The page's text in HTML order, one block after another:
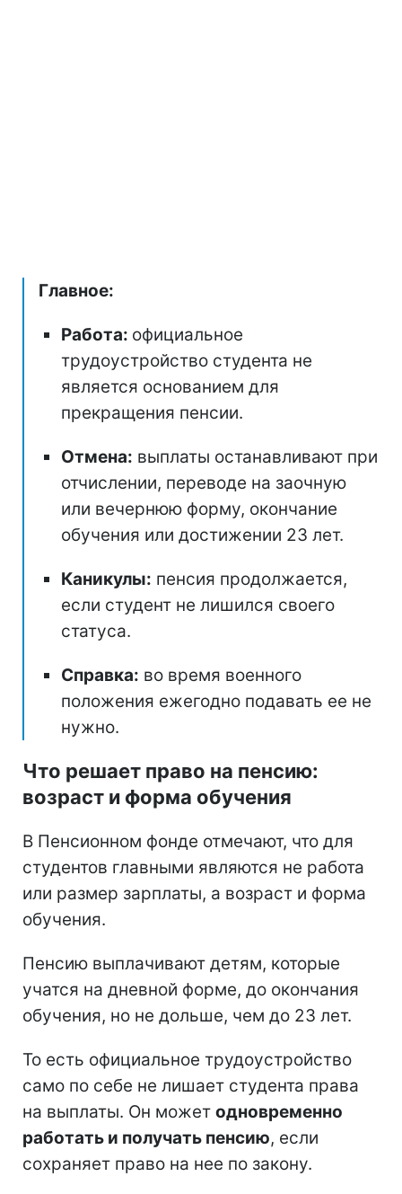
Главное:
Работа: официальное
трудоустройство студента не
является основанием для
прекращения пенсии.
Отмена: выплаты останавливают при
отчислении, переводе на заочную
или вечернюю форму, окончание
обучения или достижении 23 лет.
Каникулы: пенсия продолжается,
если студент не лишился своего
статуса.
Справка: во время военного
положения ежегодно подавать ее не
нужно.
Что решает право на пенсию:
возраст и форма обучения
В Пенсионном фонде отмечают, что для
студентов главными являются не работа
или размер зарплаты, а возраст и форма
обучения.
Пенсию выплачивают детям, которые
учатся на дневной форме, до окончания
обучения, но не дольше, чем до 23 лет.
То есть официальное трудоустройство
само по себе не лишает студента права
на выплаты. Он может одновременно
работать и получать пенсию, если
сохраняет право на нее по закону.